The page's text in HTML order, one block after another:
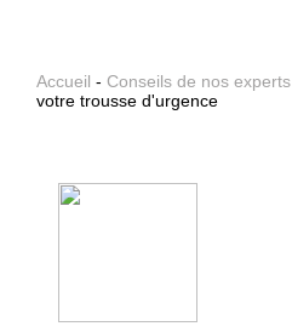
Accueil - Conseils de nos experts
votre trousse d'urgence